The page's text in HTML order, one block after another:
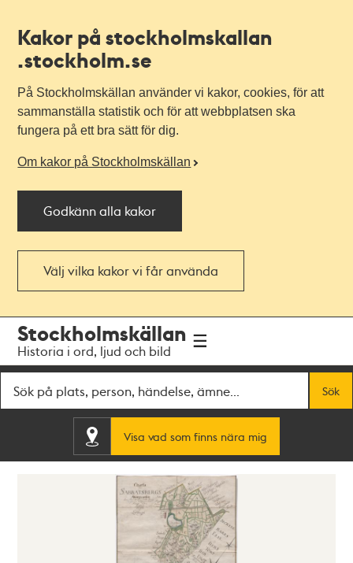
Kakor på stockholmskallan
.stockholm.se
På Stockholmskällan använder vi kakor, cookies, för att
sammanställa statistik och för att webbplatsen ska
fungera på ett bra sätt för dig.
Om kakor på Stockholmskällan
Godkänn alla kakor
Välj vilka kakor vi får använda
navigationen
huvudinnehållet
Stockholmskällan
Historia i ord, ljud och bild
Sök
Visa vad som finns nära mig